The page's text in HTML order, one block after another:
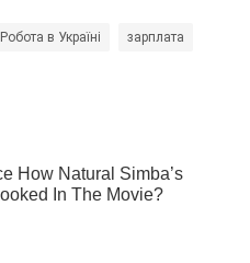
Робота в Україні зарплата